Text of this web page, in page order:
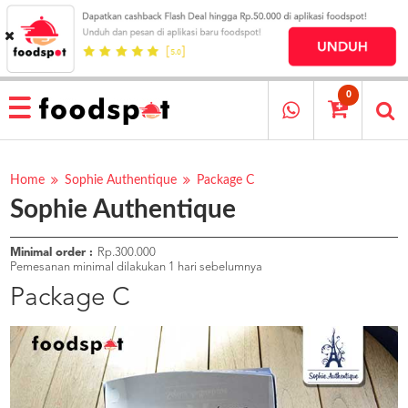
HOME
MENU
RESTAURANT
PESAN
OUR
COMPANY
KATA
MEREKA
KATALOG
LOYALTY
PROGRAM
FAQ
ABOUT
0
Home Sophie Authentique Package C
Sophie Authentique
Minimal order :
Rp.300.000
Pemesanan minimal dilakukan 1 hari sebelumnya
Package C